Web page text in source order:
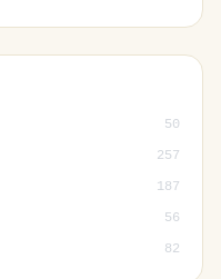
50
257
187
56
82